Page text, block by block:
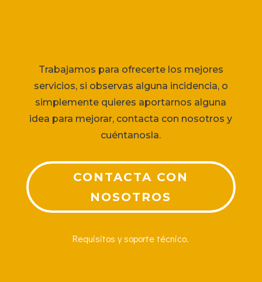
Trabajamos para ofrecerte los mejores
servicios, si observas alguna incidencia, o
simplemente quieres aportarnos alguna
idea para mejorar, contacta con nosotros y
cuéntanosla.
CONTACTA CON
NOSOTROS
Requisitos y soporte técnico.